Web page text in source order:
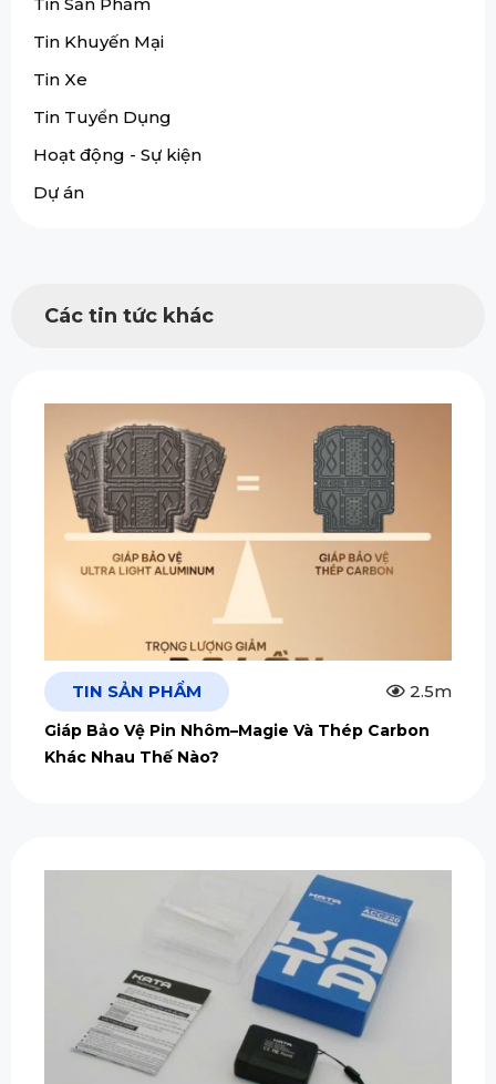
Tin Khuyến Mại
Tin Xe
Tin Tuyển Dụng
Hoạt động - Sự kiện
Dự án
Các tin tức khác
TIN SẢN PHẨM 2.5m
Giáp Bảo Vệ Pin Nhôm–Magie Và Thép Carbon
Khác Nhau Thế Nào?